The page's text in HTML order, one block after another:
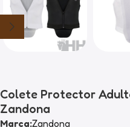
Colete Protector
Zandona
Marca:Zandona